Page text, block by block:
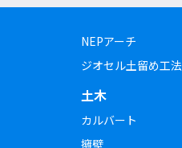
NEPアーチ
ジオセル土留め工法
土木
カルバート
擁壁